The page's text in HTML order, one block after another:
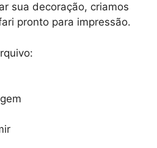
sua decoração, criamos
pronto para impressão.